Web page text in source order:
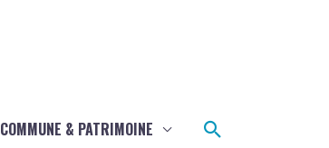
COMMUNE & PATRIMOINE Rechercher